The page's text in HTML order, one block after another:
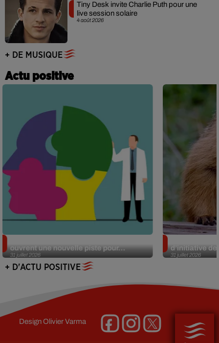
4 août 2026
Tiny Desk invite Charlie Puth pour une
live session solaire
+ DE MUSIQUE
Actu positive
31 juillet 2026
ouvrent une nouvelle piste pour...
31 juillet 2026
d’initiative
+ D'ACTU POSITIVE
DesignOlivier Varma